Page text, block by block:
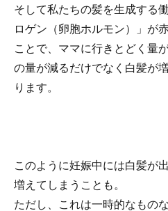
そして私たちの髪を生成する
ロゲン（卵胞ホルモン）」が
ことで、ママに行きとどく量
の量が減るだけでなく白髪が
ります。
このように妊娠中には白髪が
増えてしまうことも。
ただし、これは一時的なもの